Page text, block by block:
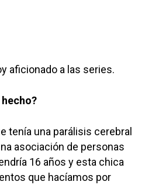
aficionado a las series.
tenía una parálisis cerebral
asociación de personas
16 años y esta chica
que hacíamos por